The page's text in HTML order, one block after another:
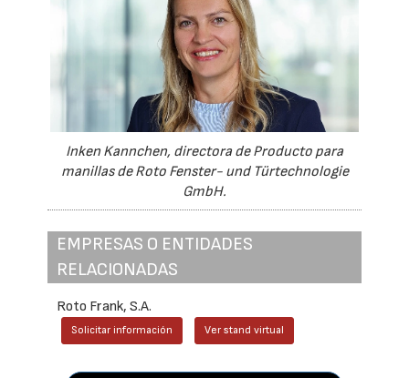
Inken Kannchen, directora de Producto para
manillas de Roto Fenster- und Türtechnologie
GmbH.
EMPRESAS O ENTIDADES
RELACIONADAS
Roto Frank, S.A.
Solicitar información Ver stand virtual